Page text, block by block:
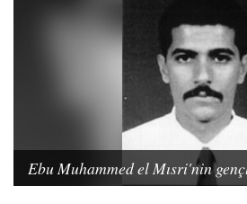
Ebu Muhammed el Mısri'nin